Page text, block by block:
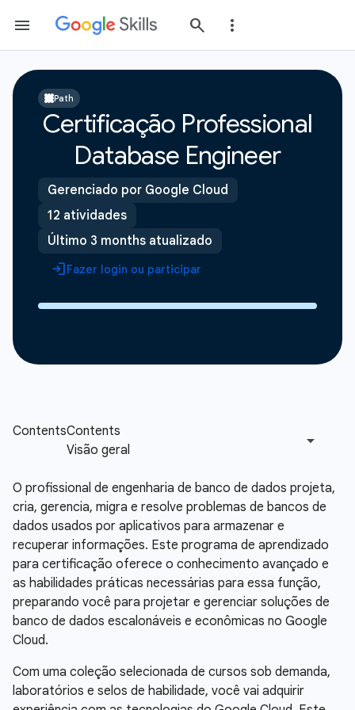
Path
Certificação Professional
Database Engineer
Gerenciado por Google Cloud
12 atividades
Último 3 months atualizado
Fazer login ou participar
O profissional de engenharia de banco de dados projeta,
cria, gerencia, migra e resolve problemas de bancos de
dados usados por aplicativos para armazenar e
recuperar informações. Este programa de aprendizado
para certificação oferece o conhecimento avançado e
as habilidades práticas necessárias para essa função,
preparando você para projetar e gerenciar soluções de
banco de dados escalonáveis e econômicas no Google
Cloud.
Com uma coleção selecionada de cursos sob demanda,
laboratórios e selos de habilidade, você vai adquirir